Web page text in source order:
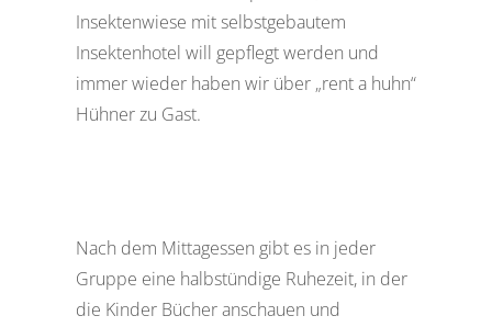
Insektenwiese mit selbstgebautem
Insektenhotel will gepflegt werden und
immer wieder haben wir über „rent a huhn“
Hühner zu Gast.
Nach dem Mittagessen gibt es in jeder
Gruppe eine halbstündige Ruhezeit, in der
die Kinder Bücher anschauen und